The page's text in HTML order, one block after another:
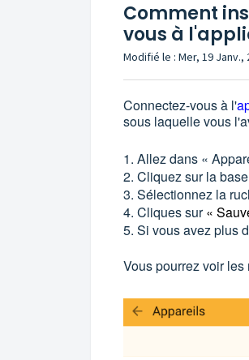
Comment
vous à
Modifié le : Mer, 19 Janv.,
Connectez-vous à l'
sous laquelle vous
1. Allez dans «
2. Cliquez sur la
3. Sélectionnez la
4. Cliques sur«
5. Si vous avez plus
Vous pourrez voir